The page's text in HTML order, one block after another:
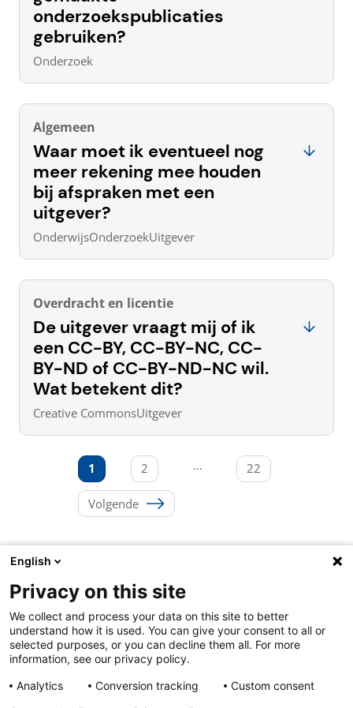
onderzoekspublicaties
gebruiken?
Onderzoek
Algemeen
Waar moet ik eventueel nog
meer rekening mee houden
bij afspraken met een
uitgever?
OnderwijsOnderzoekUitgever
Overdracht en licentie
De uitgever vraagt mij of ik
een CC-BY, CC-BY-NC, CC-
BY-ND of CC-BY-ND-NC wil.
Wat betekent dit?
Creative CommonsUitgever
Berichten
paginering
1 2 … 22
Volgende
Over ons & contact
Cookies
Privacy
Disclaimer
English
Privacy on this site
We collect and process your data on this site to better
understand how it is used. You can give your consent to all or
selected purposes, or you can decline them all. For more
information, see our privacy policy.
Analytics
Conversion tracking
Custom consent